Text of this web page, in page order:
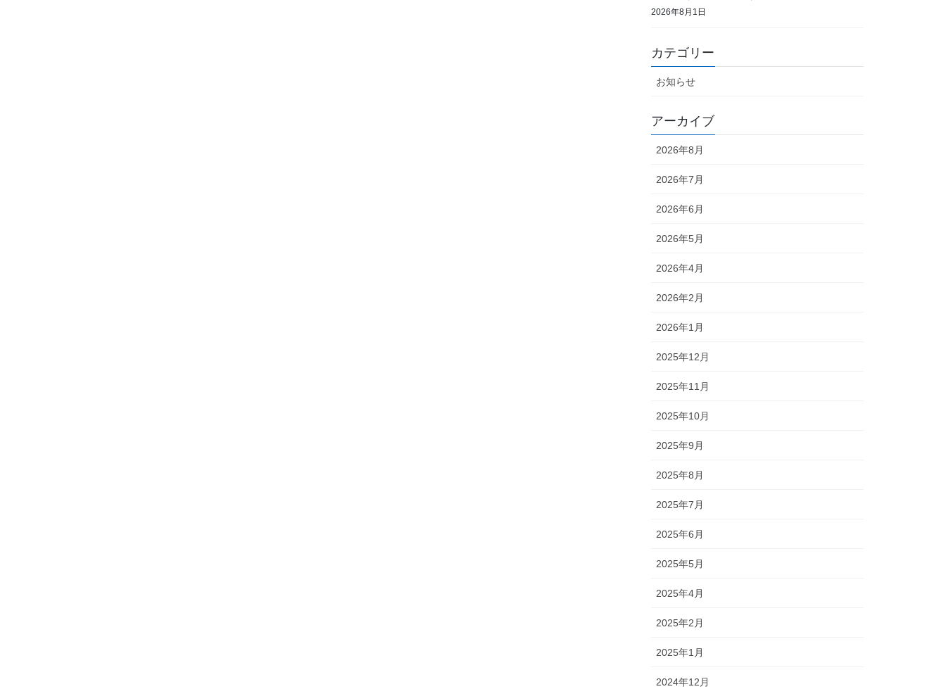
2026年8月1日
カテゴリー
お知らせ
アーカイブ
2026年8月
2026年7月
2026年6月
2026年5月
2026年4月
2026年2月
2026年1月
2025年12月
2025年11月
2025年10月
2025年9月
2025年8月
2025年7月
2025年6月
2025年5月
2025年4月
2025年2月
2025年1月
2024年12月